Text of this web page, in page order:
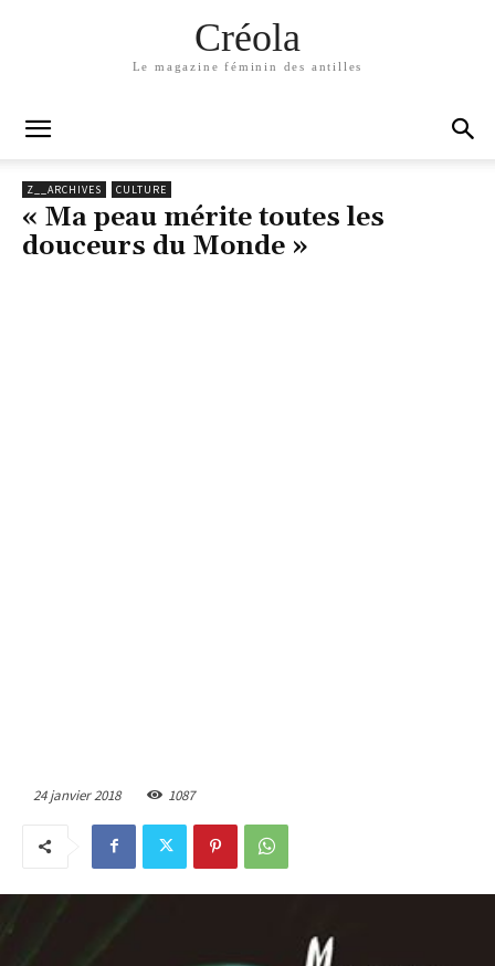
Créola
Le magazine féminin des antilles
Z__ARCHIVES CULTURE
« Ma peau mérite toutes les
douceurs du Monde »
24 janvier 2018 1087